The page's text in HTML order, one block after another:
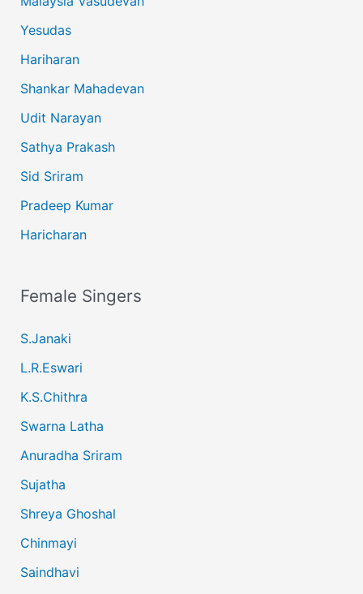
Yesudas
Hariharan
Shankar Mahadevan
Udit Narayan
Sathya Prakash
Sid Sriram
Pradeep Kumar
Haricharan
Female Singers
S.Janaki
L.R.Eswari
K.S.Chithra
Swarna Latha
Anuradha Sriram
Sujatha
Shreya Ghoshal
Chinmayi
Saindhavi